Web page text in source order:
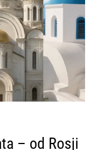
– od Rosji